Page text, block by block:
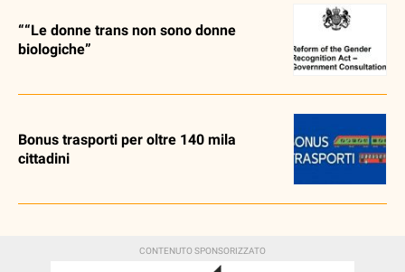
““Le donne trans non sono donne
biologiche”
Bonus trasporti per oltre 140 mila
cittadini